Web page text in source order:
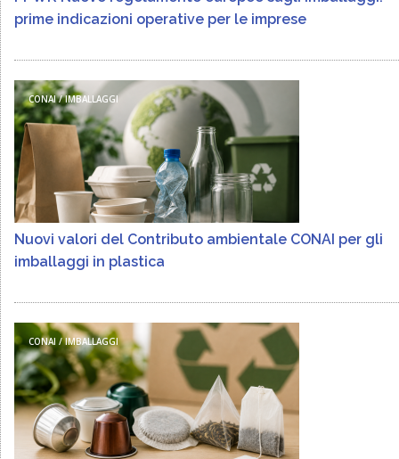
prime indicazioni operative per le imprese
CONAI / IMBALLAGGI
Nuovi valori del Contributo ambientale CONAI per gli
imballaggi in plastica
CONAI / IMBALLAGGI